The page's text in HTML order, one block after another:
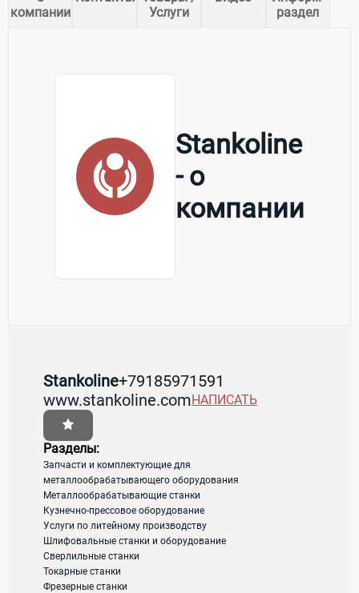
компании
Услуги
раздел
Stankoline
- о
компании
Страна:РоссияРегион:Московская область
Россиия
загрузка карты...
Stankoline+79185971591
www.stankoline.comНАПИСАТЬ
Разделы:
Запчасти и комплектующие для
металлообрабатывающего оборудования
Металлообрабатывающие станки
Кузнечно-прессовое оборудование
Услуги по литейному производству
Шлифовальные станки и оборудование
Сверлильные станки
Токарные станки
Фрезерные станки